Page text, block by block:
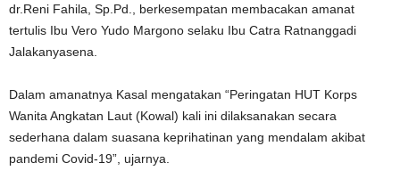
dr.Reni Fahila, Sp.Pd., berkesempatan membacakan amanat
tertulis Ibu Vero Yudo Margono selaku Ibu Catra Ratnanggadi
Jalakanyasena.
Dalam amanatnya Kasal mengatakan “Peringatan HUT Korps
Wanita Angkatan Laut (Kowal) kali ini dilaksanakan secara
sederhana dalam suasana keprihatinan yang mendalam akibat
pandemi Covid-19”, ujarnya.